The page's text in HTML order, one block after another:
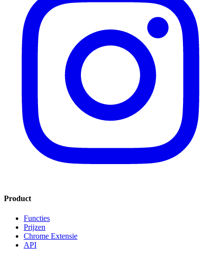
Product
Functies
Prijzen
Chrome Extensie
API